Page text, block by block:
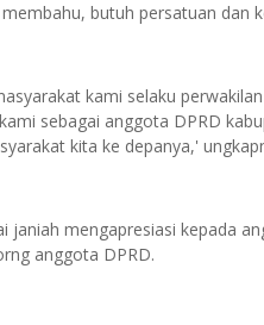
butuh persatuan dan
kami selaku
sebagai anggota DPRD
kita ke depanya,'
janiah mengapresiasi kepada
anggota DPRD.